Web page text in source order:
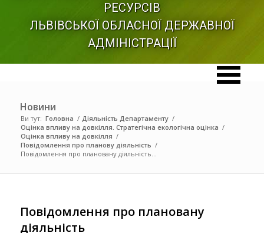
РЕСУРСІВ
ЛЬВІВСЬКОЇ ОБЛАСНОЇ ДЕРЖАВНОЇ
АДМІНІСТРАЦІЇ
Новини
Ви тут: Головна / Діяльність Департаменту /
Оцінка впливу на довкілля. Стратегічна екологічна оцінка /
Оцінка впливу на довкілля /
Повідомлення про планову діяльність /
Повідомлення про плановану діяльність...
Повідомлення про плановану
діяльність